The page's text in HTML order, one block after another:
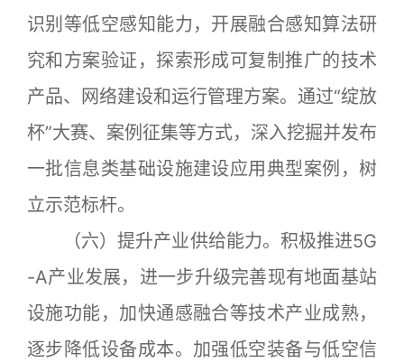
识别等低空感知能力，开展融合感知算法研
究和方案验证，探索形成可复制推广的技术
产品、网络建设和运行管理方案。通过“绽放
杯”大赛、案例征集等方式，深入挖掘并发布
一批信息类基础设施建设应用典型案例，树
立示范标杆。
（六）提升产业供给能力。积极推进5G
-A产业发展，进一步升级完善现有地面基站
设施功能，加快通感融合等技术产业成熟，
逐步降低设备成本。加强低空装备与低空信